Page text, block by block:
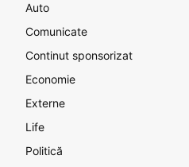
Auto
Comunicate
Continut sponsorizat
Economie
Externe
Life
Politică